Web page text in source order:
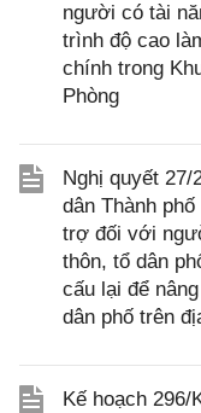
người có tài
trình độ cao
chính trong
Phòng
Nghị quyết 27/
dân Thành
trợ đối với
thôn, tổ dân
cấu lại để
dân phố trên
Kế hoạch 296/